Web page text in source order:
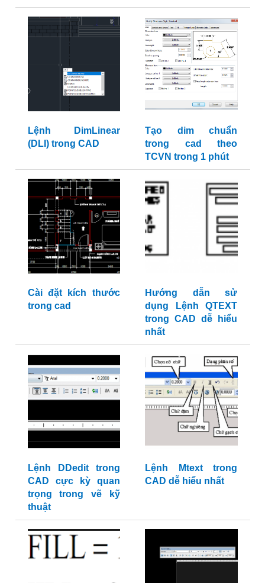
Lệnh DimLinear
(DLI) trong CAD
Tạo dim chuẩn
trong cad theo
TCVN trong 1 phút
Cài đặt kích thước
trong cad
Hướng dẫn sử
dụng Lệnh QTEXT
trong CAD dễ hiểu
nhất
Lệnh DDedit trong
CAD cực kỳ quan
trọng trong vẽ kỹ
thuật
Lệnh Mtext trong
CAD dễ hiểu nhất